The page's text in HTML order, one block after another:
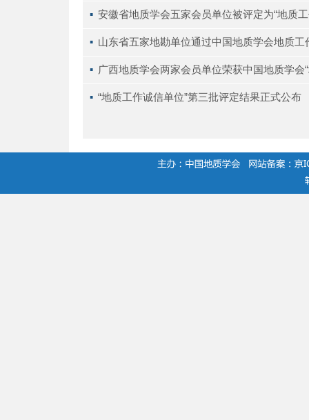
▪ 安徽省地质学会五家会员单位被评定为“地质
▪ 山东省五家地勘单位通过中国地质学会地质
▪ 广西地质学会两家会员单位荣获中国地质学会
▪ “地质工作诚信单位”第三批评定结果正式公布